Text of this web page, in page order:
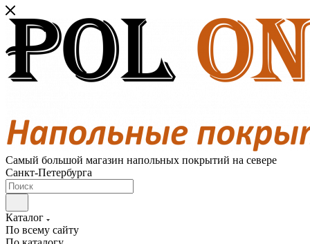
Самый большой магазин напольных покрытий на севере
Санкт-Петербурга
Каталог
По всему сайту